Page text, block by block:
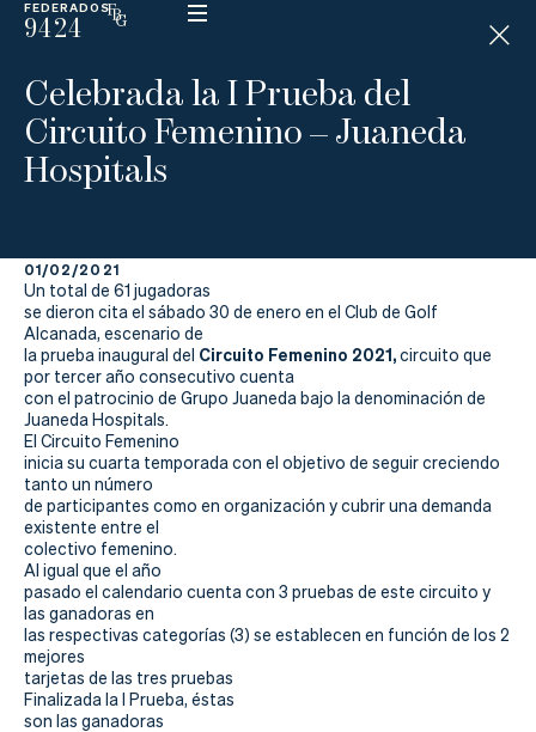
FEDERADOS
9424
ESP
N
D
I
C
A
P
La
Federación
Federarse
Jugar
Aprender
Actualidad
Tienda
Celebrada la I Prueba del
Circuito Femenino – Juaneda
Hospitals
01/02/2021
Un total de 61 jugadoras
se dieron cita el sábado 30 de enero en el Club de Golf
Alcanada, escenario de
la prueba inaugural del Circuito Femenino 2021,circuito que
por tercer año consecutivo cuenta
con el patrocinio de Grupo Juaneda bajo la denominación de
Juaneda Hospitals.
El Circuito Femenino
inicia su cuarta temporada con el objetivo de seguir creciendo
tanto un número
de participantes como en organización y cubrir una demanda
existente entre el
colectivo femenino.
Al igual que el año
pasado el calendario cuenta con 3 pruebas de este circuito y
las ganadoras en
las respectivas categorías (3) se establecen en función de los 2
mejores
tarjetas de las tres pruebas
Finalizada la I Prueba, éstas
son las ganadoras